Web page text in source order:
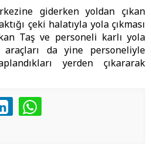
giderken yoldan çıkan
çeki halatıyla yola çıkması
Taş ve personeli karlı yola
araçları da yine personeliyle
yerden çıkararak